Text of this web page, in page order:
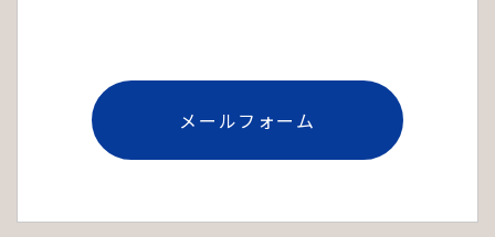
メールフォーム